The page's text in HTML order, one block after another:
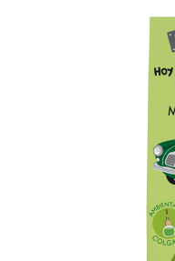
Eu não tenho uma
Ao criar uma conta
rapidamente, verificar
operações anteriores.
Ines
colori